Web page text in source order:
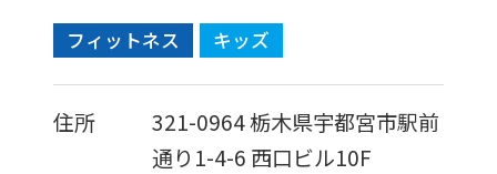
フィットネス キッズ
住所 321-0964栃木県宇都宮市駅前
通り1-4-6 西口ビル10F